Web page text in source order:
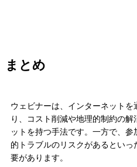
まとめ
ウェビナーは、インターネット
り、コスト削減や地理的制約の
ットを持つ手法です。一方で、
的トラブルのリスクがあるとい
要があります。